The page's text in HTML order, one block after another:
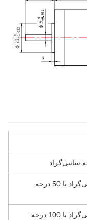
-20 درجه سانتی‌گراد تا 50 درجه
-20 درجه سانتی‌گراد تا 100 درجه